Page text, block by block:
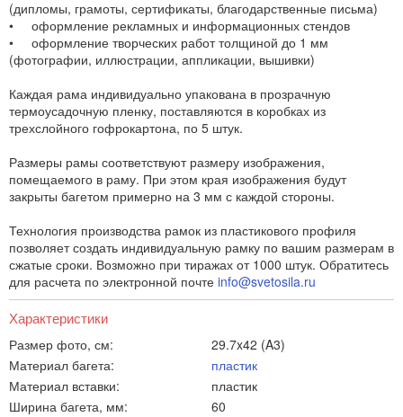
(дипломы, грамоты, сертификаты, благодарственные письма)
• оформление рекламных и информационных стендов
• оформление творческих работ толщиной до 1 мм
(фотографии, иллюстрации, аппликации, вышивки)
Каждая рама индивидуально упакована в прозрачную
термоусадочную пленку, поставляются в коробках из
трехслойного гофрокартона, по 5 штук.
Размеры рамы соответствуют размеру изображения,
помещаемого в раму. При этом края изображения будут
закрыты багетом примерно на 3 мм с каждой стороны.
Технология производства рамок из пластикового профиля
позволяет создать индивидуальную рамку по вашим размерам в
сжатые сроки. Возможно при тиражах от 1000 штук. Обратитесь
для расчета по электронной почте info@svetosila.ru
Характеристики
Размер фото, см:
29.7x42 (A3)
Материал багета:
пластик
Материал вставки:
пластик
Ширина багета, мм:
60